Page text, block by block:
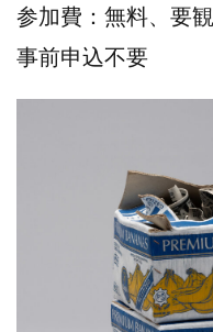
参加費：無料、要
事前申込不要